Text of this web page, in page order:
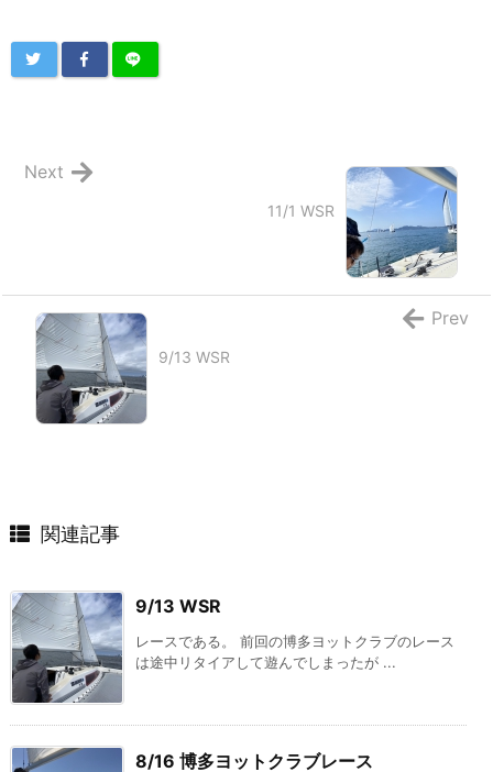
11/1 WSR
Next
9/13 WSR
Prev
関連記事
9/13 WSR
レースである。 前回の博多ヨットクラブのレース
は途中リタイアして遊んでしまったが ...
8/16 博多ヨットクラブレース